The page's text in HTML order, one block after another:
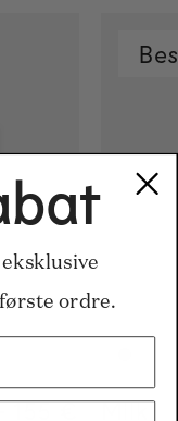
price
155 €
Regular price
155€
Regular
34€ Milk
ordre.